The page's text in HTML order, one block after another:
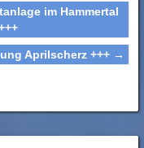
im Hammertal
Aprilscherz +++ →